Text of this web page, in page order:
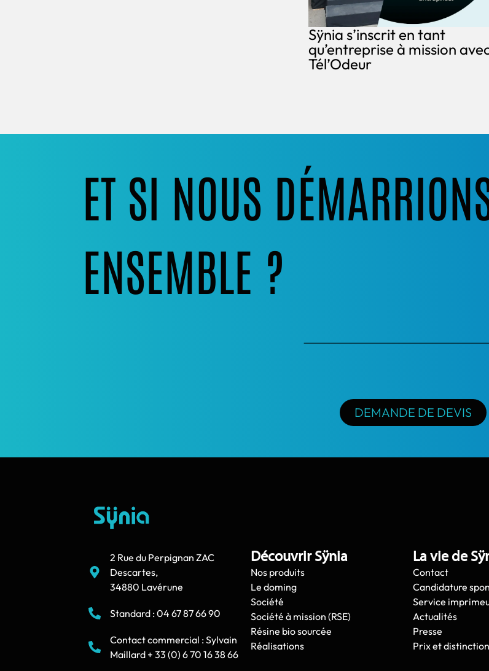
Sÿnia s’inscrit en tant
qu’entreprise à mission
Tél’Odeur
ET SI NOUS
ENSEMBLE ?
DEMANDE DE DEVIS
2 Rue du Perpignan ZAC
Descartes,
34880 Lavérune
Standard : 04 67 87 66 90
Contact commercial : Sylvain
Maillard + 33 (0) 6 70 16 38 66
Découvrir Sÿnia
Nos produits
Le doming
Société
Société à mission (RSE)
Résine bio sourcée
Réalisations
La vie de
Contact
Candidature
Service
Actualités
Presse
Prix et